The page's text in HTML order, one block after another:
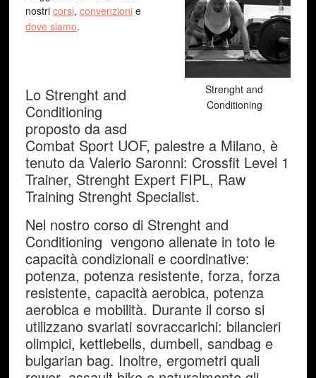
Strenght and
Conditioning
nostri corsi, convenzionie
dove siamo.
Lo Strenght and
Conditioning
proposto da asd
Combat Sport UOF, palestre a Milano, è
tenuto da Valerio Saronni: Crossfit Level 1
Trainer, Strenght Expert FIPL, Raw
Training Strenght Specialist.
Nel nostro corso di Strenght and
Conditioning vengono allenate in toto le
capacità condizionali e coordinative:
potenza, potenza resistente, forza, forza
resistente, capacità aerobica, potenza
aerobica e mobilità. Durante il corso si
utilizzano svariati sovraccarichi: bilancieri
olimpici, kettlebells, dumbell, sandbag e
bulgarian bag. Inoltre, ergometri quali